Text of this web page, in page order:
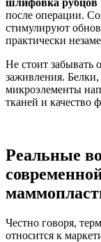
после операции.
стимулируют
практически
Не стоит забывать
заживления.
микроэлементы
тканей и качество
Реальные
Честно говоря,
относится к